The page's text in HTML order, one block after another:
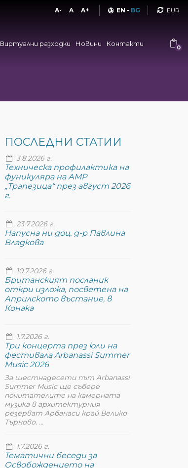
A- A A+ EN - BG
Виртуални разходки Новини Контакти 0
ПОСЛЕДНИ СТАТИИ
3.8.2026 г.
Техническа профилактика на
фуникуляра на АМР
„Трапезица“ през август 2026
г.
23.7.2026 г.
Напусна ни доц. д-р Павлина
Владкова
10.7.2026 г.
Британският посланик
откри изложа, посветена на
Априлското въстание, в
Конака
1.7.2026 г.
Три концерта през юли на
фестивала Arbanassi Summer
Music 2026
За шестнадесети път Arbanassi
Summer Music ще събере
почитателите на камерната
музика в архитектурния
резерват Арбанаси край Велико
Търново. ...
1.7.2026 г.
Тематични беседи за
Освобождението на